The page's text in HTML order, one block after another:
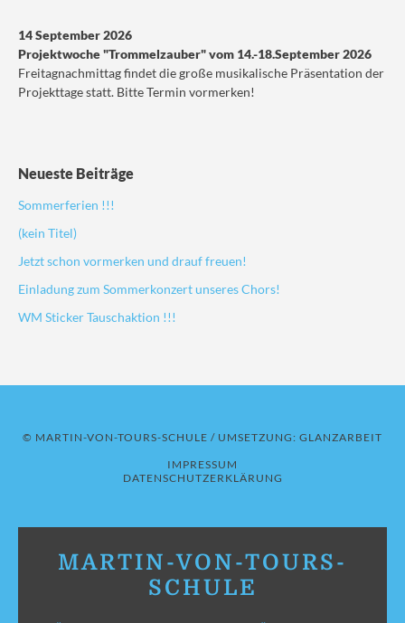
14 September 2026
Projektwoche "Trommelzauber" vom 14.-18.September 2026
Freitagnachmittag findet die große musikalische Präsentation der
Projekttage statt. Bitte Termin vormerken!
Neueste Beiträge
Sommerferien !!!
(kein Titel)
Jetzt schon vormerken und drauf freuen!
Einladung zum Sommerkonzert unseres Chors!
WM Sticker Tauschaktion !!!
© MARTIN-VON-TOURS-SCHULE / UMSETZUNG: GLANZARBEIT
IMPRESSUM
DATENSCHUTZERKLÄRUNG
MARTIN-VON-TOURS-
SCHULE